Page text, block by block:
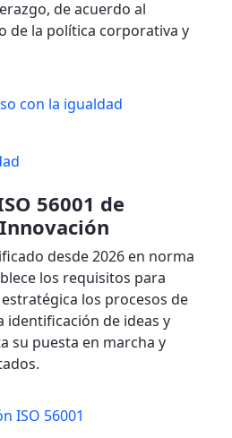
de acuerdo al
de la política corporativa y
con la igualdad
56001 de
desde 2026 en norma
los requisitos para
los procesos de
identificación de ideas y
su puesta en marcha y
ISO 56001